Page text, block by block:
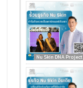
Nu Skin DNA Project